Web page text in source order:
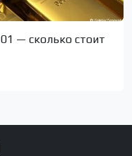
— сколько стоит